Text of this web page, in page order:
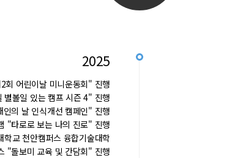
2025
회 어린이날 미니운동회" 진행
볼일 있는 캠프 시즌 4" 진행
의 날 인식개선 캠페인" 진행
"타로로 보는 나의 진로" 진행
학교 천안캠퍼스 융합기술대학
"돌보미 교육 및 간담회" 진행